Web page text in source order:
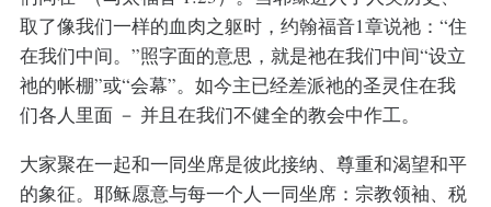
取了像我们一样的血肉之躯时，约翰福音1章说祂：“住
在我们中间。”照字面的意思，就是祂在我们中间“设立
祂的帐棚”或“会幕”。如今主已经差派祂的圣灵住在我
们各人里面 － 并且在我们不健全的教会中作工。
大家聚在一起和一同坐席是彼此接纳、尊重和渴望和平
的象征。耶稣愿意与每一个人一同坐席：宗教领袖、税